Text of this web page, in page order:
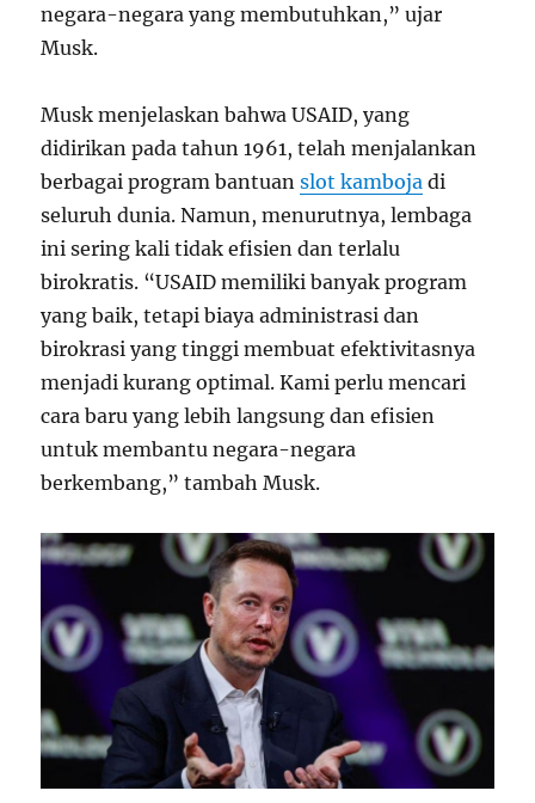
negara-negara yang membutuhkan,” ujar
Musk.
Musk menjelaskan bahwa USAID, yang
didirikan pada tahun 1961, telah menjalankan
berbagai program bantuanslot kamboja di
seluruh dunia. Namun, menurutnya, lembaga
ini sering kali tidak efisien dan terlalu
birokratis. “USAID memiliki banyak program
yang baik, tetapi biaya administrasi dan
birokrasi yang tinggi membuat efektivitasnya
menjadi kurang optimal. Kami perlu mencari
cara baru yang lebih langsung dan efisien
untuk membantu negara-negara
berkembang,” tambah Musk.